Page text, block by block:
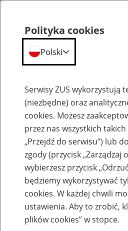
podana
Przejdź do strony głównej
Polityka cookies
Polski
Serwisy ZUS wykorzystują
(niezbędne) oraz
cookies. Możesz
przez nas wszystkich
„Przejdź do serwisu”) lub
zgody (przycisk „Zarządzaj
wybierzesz przycisk
będziemy wykorzystywać
cookies. W każdej chwili
ustawienia. Aby to zrobić,
plików cookies” w stopce.